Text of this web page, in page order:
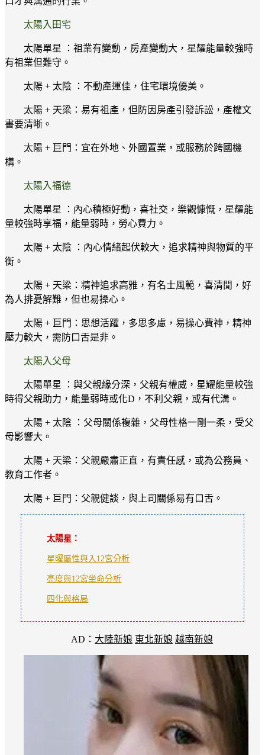
太陽入田宅
太陽單星 ：祖業有變動，房產變動大，星耀能量較強時
有祖業但難守。
太陽 + 太陰 ：不動產運佳，住宅環境優美。
太陽 + 天梁：易有祖產，但防因房產引發訴訟，產權文
書要清晰。
太陽 + 巨門：宜在外地、外國置業，或服務於跨國機
構。
太陽入福德
太陽單星 ：內心積極好動，喜社交，樂觀慷慨，星耀能
量較強時享福，能量弱時，勞心費力。
太陽 + 太陰 ：內心情緒起伏較大，追求精神與物質的平
衡。
太陽 + 天梁：精神追求高雅，有名士風範，喜清閒，好
為人排憂解難，但也易操心。
太陽 + 巨門：思想活躍，多思多慮，易操心費神，精神
壓力較大，需防口舌是非。
太陽入父母
太陽單星 ：與父親緣分深，父親有權威，星耀能量較強
時得父親助力，能量弱時或化D，不利父親，或有代溝。
太陽 + 太陰 ：父母關係複雜，父母性格一剛一柔，受父
母影響大。
太陽 + 天梁：父親嚴肅正直，有責任感，或為公務員、
教育工作者。
太陽 + 巨門：父親健談，與上司關係易有口舌。
太陽星：
星曜屬性與入12宮分析
亮度與12宮坐命分析
四化與格局
AD： 大陸新娘 東北新娘 越南新娘